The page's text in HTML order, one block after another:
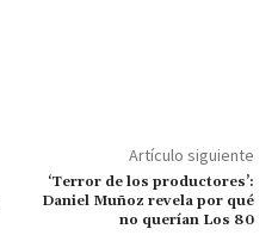
Artículo siguiente
‘Terror de los productores’:
Daniel Muñoz revela por qué
no querían Los 80